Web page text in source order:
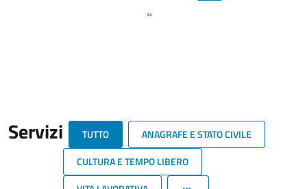
»
Servizi TUTTO
ANAGRAFE E STATO CIVILE
CULTURA E TEMPO LIBERO